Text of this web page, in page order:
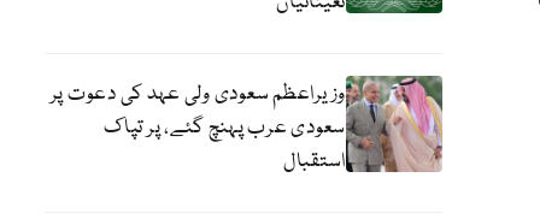
وزیراعظم سعودی ولی عہد کی دعوت پر
سعودی عرب پہنچ گئے، پر تپاک
استقبال